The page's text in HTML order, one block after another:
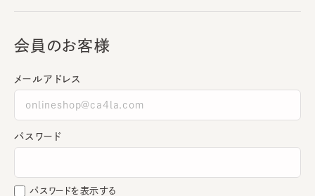
会員のお客様
メールアドレス
パスワード
パスワードを表示する